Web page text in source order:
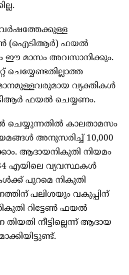
വർഷത്തേക്കുള്ള
(ഐടിആർ) ഫയൽ
ഈ മാസം അവസാനിക്കും.
വ്യക്തികൾ
ഫയൽ ചെയ്യണം.
ചെയ്യുന്നതിൽ കാലതാമസം
അനുസരിച്ച് 10,000
ആദായനികുതി നിയമം
എയിലെ വ്യവസ്ഥകൾ
പുറമെ നികുതി
പലിശയും വകുപ്പിന്
റിട്ടേൺ ഫയൽ
നീട്ടില്ലെന്ന് ആദായ